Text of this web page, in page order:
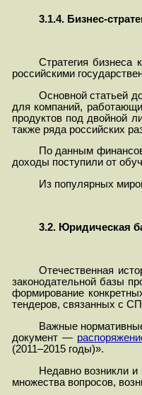
3.1.4. Бизнес-
Стратегия бизнеса
российскими
Основной статьей
для компаний,
продуктов под двойной
также ряда российских
По данным
доходы поступили от
Из популярных
3.2. Юридическая
Отечественная
законодательной базы
формирование
тендеров, связанных с
Важные
документ —
(2011–2015 годы)».
Недавно возникли
множества вопросов,